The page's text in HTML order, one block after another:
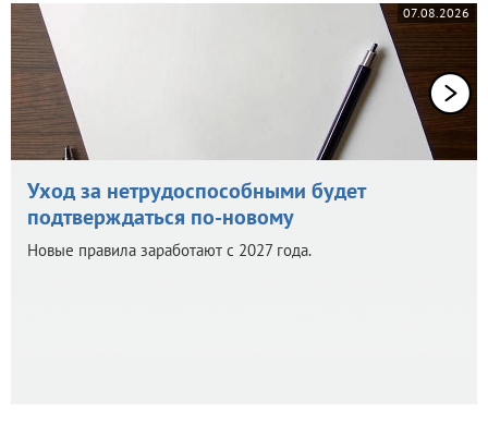
07.08.2026
Уход за нетрудоспособными будет
подтверждаться по-новому
Новые правила заработают с 2027 года.